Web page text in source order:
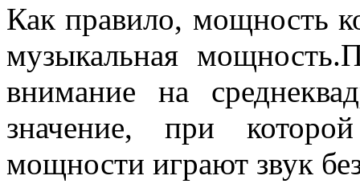
Как правило, мощность
музыкальная
внимание на
значение, при
мощности играют звук